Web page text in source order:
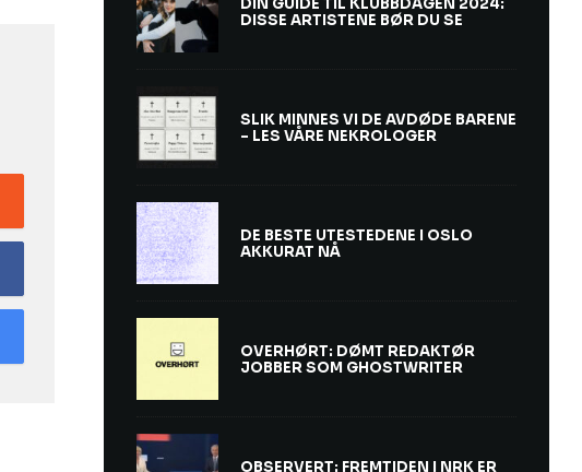
DISSE ARTISTENE BØR DU SE
SLIK MINNES VI DE AVDØDE BARENE
– LES VÅRE NEKROLOGER
DE BESTE UTESTEDENE I OSLO
AKKURAT NÅ
OVERHØRT: DØMT REDAKTØR
JOBBER SOM GHOSTWRITER
OBSERVERT: FREMTIDEN I NRK ER